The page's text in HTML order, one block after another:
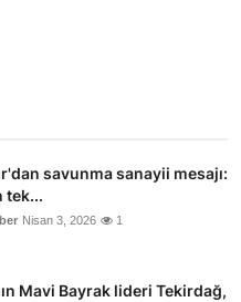
savunma sanayii mesajı:
tek...
Nisan 3, 2026 1
Mavi Bayrak lideri Tekirdağ,